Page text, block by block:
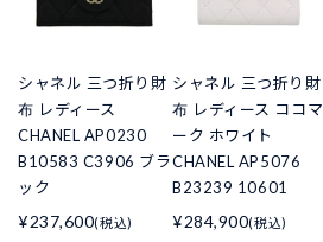
シャネル 三つ折り財
布 レディース
CHANEL AP0230
B10583 C3906 ブラ
ック
¥237,600(税込)
シャネル 三つ折り財
布 レディース ココマ
ーク ホワイト
CHANEL AP5076
B23239 10601
¥284,900(税込)